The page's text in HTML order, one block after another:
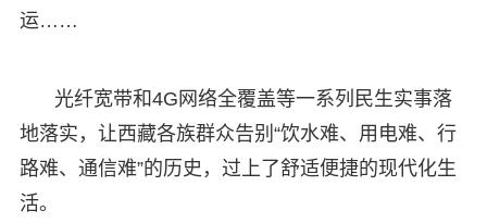
运……
光纤宽带和4G网络全覆盖等一系列民生实事落
地落实，让西藏各族群众告别“饮水难、用电难、行
路难、通信难”的历史，过上了舒适便捷的现代化生
活。